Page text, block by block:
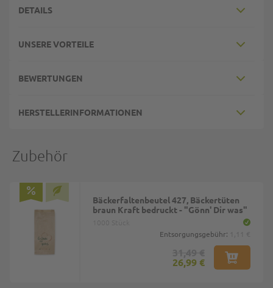
DETAILS
UNSERE VORTEILE
BEWERTUNGEN
HERSTELLERINFORMATIONEN
Zubehör
Bäckerfaltenbeutel 427, Bäckertüten
braun Kraft bedruckt - "Gönn' Dir was"
Entsorgungsgebühr:
26,99 €